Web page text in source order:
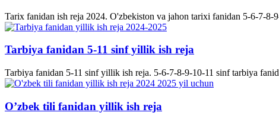
Tarix fanidan ish reja 2024. O'zbekiston va jahon tarixi fanidan 5-6-7-
Tarbiya fanidan 5-11 sinf yillik ish reja
Tarbiya fanidan 5-11 sinf yillik ish reja. 5-6-7-8-9-10-11 sinf tarbiya
O’zbek tili fanidan yillik ish reja